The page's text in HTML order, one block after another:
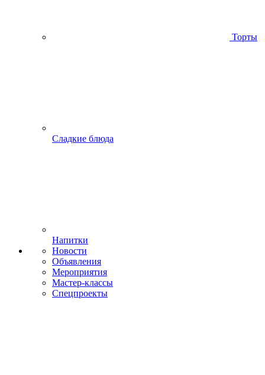
Торты
Сладкие блюда
Напитки
Новости
Объявления
Мероприятия
Мастер-классы
Спецпроекты